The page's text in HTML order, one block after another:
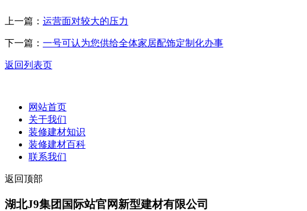
上一篇： 运营面对较大的压力
下一篇： 一号可认为您供给全体家居配饰定制化办事
返回列表页
网站首页
关于我们
装修建材知识
装修建材百科
联系我们
返回顶部
湖北J9集团国际站官网新型建材有限公司